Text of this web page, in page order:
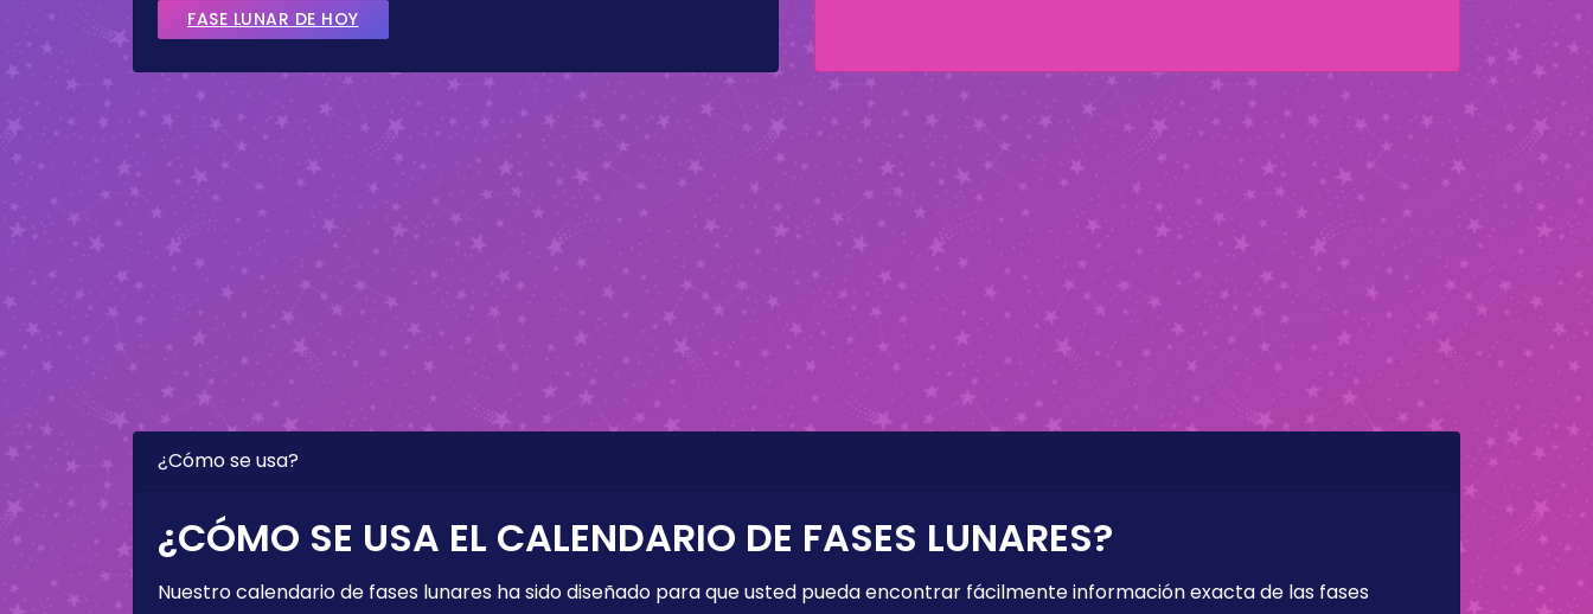
FASE LUNAR DE HOY
¿Cómo se usa?
¿CÓMO SE USA EL CALENDARIO DE FASES LUNARES?
Nuestro calendario de fases lunares ha sido diseñado para que usted pueda encontrar fácilmente información exacta de las fases